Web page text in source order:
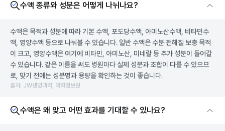
수액 종류와 성분은 어떻게 나뉘나요?
수액은 목적과 성분에 따라 기본 수액, 포도당수액, 아미노산수액, 비타민수
액, 영양수액 등으로 나눠볼 수 있습니다. 일반 수액은 수분·전해질 보충 목적
이 크고, 영양수액은 여기에 비타민, 아미노산, 미네랄 등 추가 성분이 들어갈
수 있습니다. 같은 이름을 써도 병원마다 실제 성분과 조합이 다를 수 있으므
로, 맞기 전에는 성분명과 용량을 확인하는 것이 좋습니다.
출처: JW생명과학, 약학정보원
수액은 왜 맞고 어떤 효과를 기대할 수 있나요?